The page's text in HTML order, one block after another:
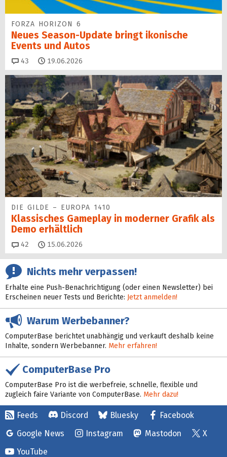
FORZA HORIZON 6
Neues Season-Update bringt ikonische
Events und Autos
43 Kommentare
19.06.2026
DIE GILDE – EUROPA 1410
Klassisches Gameplay in moderner Grafik als
Demo erhältlich
42 Kommentare
15.06.2026
Nichts mehr verpassen!
Erhalte eine Push-Benachrichtigung (oder einen Newsletter) bei
Erscheinen neuer Tests und Berichte: Jetzt anmelden!
Warum Werbebanner?
ComputerBase berichtet unabhängig und verkauft deshalb keine
Inhalte, sondern Werbebanner. Mehr erfahren!
ComputerBase Pro
ComputerBase Pro ist die werbefreie, schnelle, flexible und
zugleich faire Variante von ComputerBase. Mehr dazu!
Feeds Discord Bluesky
Facebook
Google News
Instagram Mastodon
X
YouTube